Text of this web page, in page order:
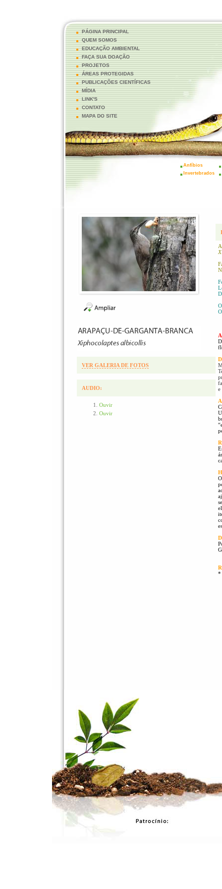
PÁGINA PRINCIPAL
QUEM SOMOS
EDUCAÇÃO AMBIENTAL
FAÇA SUA DOAÇÃO
PROJETOS
ÁREAS PROTEGIDAS
PUBLICAÇÕES CIENTÍFICAS
MÍDIA
LINK'S
CONTATO
MAPA DO SITE
Anfíbios
Invertebrados
VER GALERIA DE FOTOS
AUDIO:
Ouvir
Ouvir
e
*